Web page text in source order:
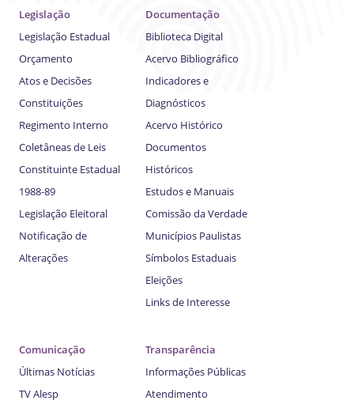
Legislação
Legislação Estadual
Orçamento
Atos e Decisões
Constituições
Regimento Interno
Coletâneas de Leis
Constituinte Estadual
1988-89
Legislação Eleitoral
Notificação de
Alterações
Documentação
Biblioteca Digital
Acervo Bibliográfico
Indicadores e
Diagnósticos
Acervo Histórico
Documentos
Históricos
Estudos e Manuais
Comissão da Verdade
Municípios Paulistas
Símbolos Estaduais
Eleições
Links de Interesse
Comunicação
Últimas Notícias
TV Alesp
Transparência
Informações Públicas
Atendimento